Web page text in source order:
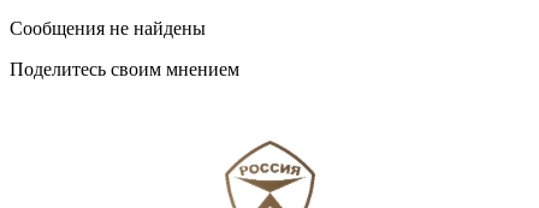
Сообщения не найдены
Поделитесь своим мнением